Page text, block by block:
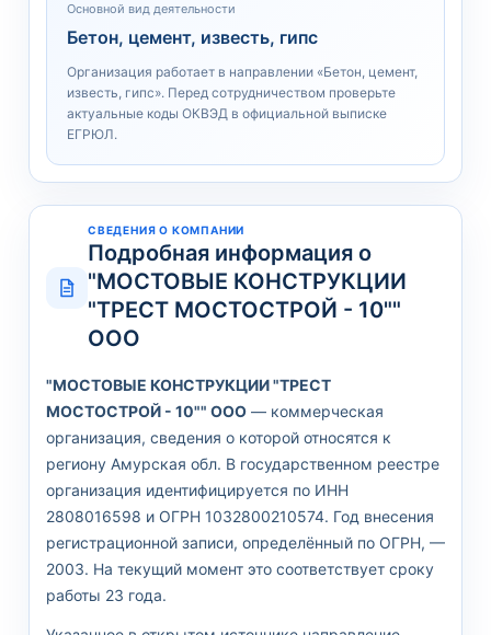
Основной вид деятельности
Бетон, цемент, известь, гипс
Организация работает в направлении «Бетон, цемент,
известь, гипс». Перед сотрудничеством проверьте
актуальные коды ОКВЭД в официальной выписке
ЕГРЮЛ.
СВЕДЕНИЯ О КОМПАНИИ
Подробная информация о
"МОСТОВЫЕ КОНСТРУКЦИИ
"ТРЕСТ МОСТОСТРОЙ - 10""
ООО
"МОСТОВЫЕ КОНСТРУКЦИИ "ТРЕСТ
МОСТОСТРОЙ - 10"" ООО — коммерческая
организация, сведения о которой относятся к
региону Амурская обл. В государственном реестре
организация идентифицируется по ИНН
2808016598 и ОГРН 1032800210574. Год внесения
регистрационной записи, определённый по ОГРН, —
2003. На текущий момент это соответствует сроку
работы 23 года.